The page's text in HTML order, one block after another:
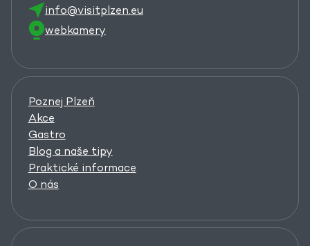
info@visitplzen.eu
webkamery
Poznej Plzeň
Akce
Gastro
Blog a naše tipy
Praktické informace
O nás